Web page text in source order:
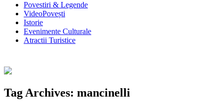
Povestiri & Legende
VideoPovești
Istorie
Evenimente Culturale
Atractii Turistice
Tag Archives: mancinelli